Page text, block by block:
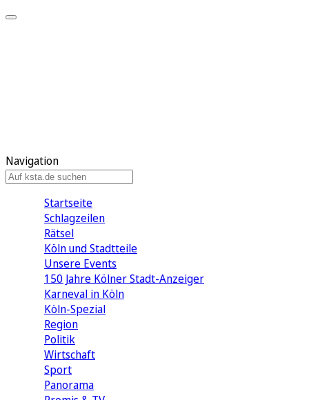
Navigation
Startseite
Schlagzeilen
Rätsel
Köln und Stadtteile
Unsere Events
150 Jahre Kölner Stadt-Anzeiger
Karneval in Köln
Köln-Spezial
Region
Politik
Wirtschaft
Sport
Panorama